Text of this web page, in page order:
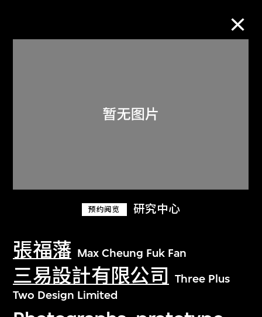
预约阅览 研究中心
張福藩 Max Cheung Fuk Fan
三易設計有限公司
Three Plus
Two Design Limited
关于M+藏品
探索世界顶级的二十及二十一世纪视觉
文化藏品。